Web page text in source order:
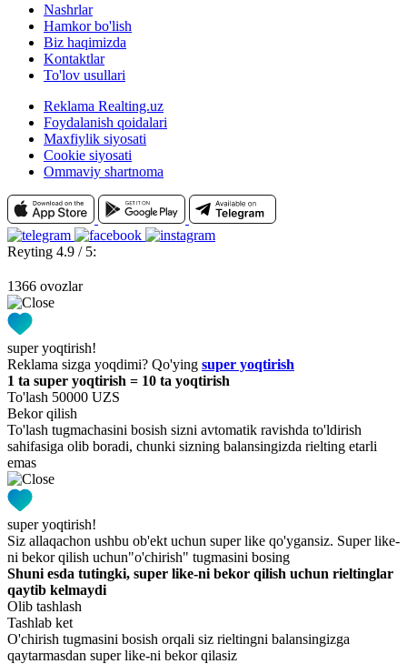
Nashrlar
Hamkor bo'lish
Biz haqimizda
Kontaktlar
To'lov usullari
Reklama Realting.uz
Foydalanish qoidalari
Maxfiylik siyosati
Cookie siyosati
Ommaviy shartnoma
Reyting 4.9 / 5:
1366 ovozlar
super yoqtirish!
Reklama sizga yoqdimi? Qo'ying super yoqtirish
1 ta super yoqtirish = 10 ta yoqtirish
To'lash 50000 UZS
Bekor qilish
To'lash tugmachasini bosish sizni avtomatik ravishda to'ldirish
sahifasiga olib boradi, chunki sizning balansingizda rielting etarli
emas
super yoqtirish!
Siz allaqachon ushbu ob'ekt uchun super like qo'ygansiz. Super like-
ni bekor qilish uchun"o'chirish" tugmasini bosing
Shuni esda tutingki, super like-ni bekor qilish uchun rieltinglar
qaytib kelmaydi
Olib tashlash
Tashlab ket
O'chirish tugmasini bosish orqali siz rieltingni balansingizga
qaytarmasdan super like-ni bekor qilasiz